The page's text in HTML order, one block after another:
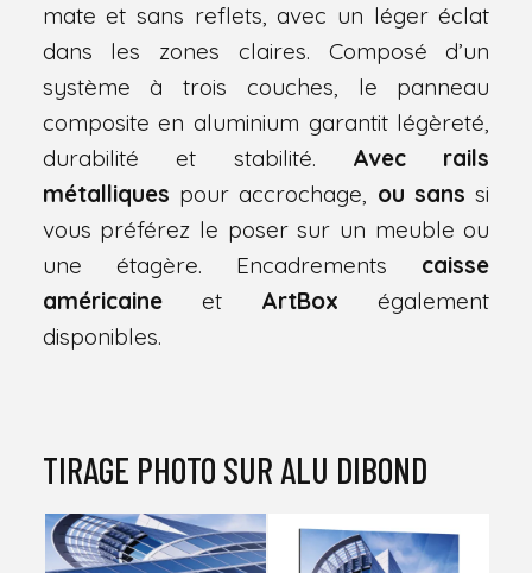
mate et sans reflets, avec un léger éclat
dans les zones claires. Composé d’un
système à trois couches, le panneau
composite en aluminium garantit légèreté,
durabilité et stabilité. Avec rails
métalliques pour accrochage, ou sans si
vous préférez le poser sur un meuble ou
une étagère. Encadrements caisse
américaineet ArtBox également
disponibles.
TIRAGE PHOTO SUR ALU DIBOND